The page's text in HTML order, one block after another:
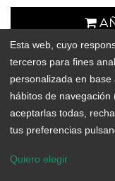
En existencias
Esta web, cuyo
terceros para fines
personalizada en
hábitos de
aceptarlas todas,
tus preferencias
Quiero elegir